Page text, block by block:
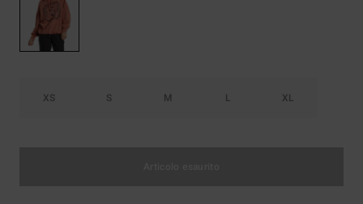
XS S M L XL